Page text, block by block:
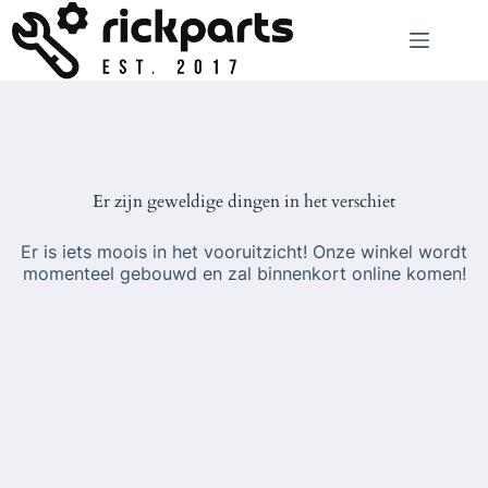
naar
de
inhoud
Er zijn geweldige dingen in het verschiet
Er is iets moois in het vooruitzicht! Onze winkel wordt
momenteel gebouwd en zal binnenkort online komen!